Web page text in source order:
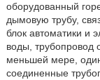
оборудованный
дымовую трубу,
блок автоматики и
воды, трубопровод
меньшей мере,
соединенные